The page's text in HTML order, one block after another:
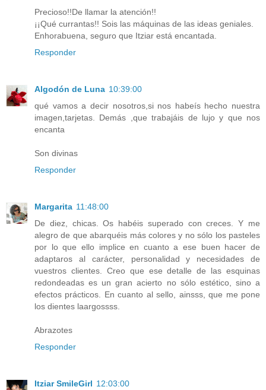
Precioso!!De llamar la atención!!
¡¡Qué currantas!! Sois las máquinas de las ideas geniales.
Enhorabuena, seguro que Itziar está encantada.
Responder
Algodón de Luna 10:39:00
qué vamos a decir nosotros,si nos habeís hecho nuestra
imagen,tarjetas. Demás ,que trabajáis de lujo y que nos
encanta
Son divinas
Responder
Margarita 11:48:00
De diez, chicas. Os habéis superado con creces. Y me
alegro de que abarquéis más colores y no sólo los pasteles
por lo que ello implice en cuanto a ese buen hacer de
adaptaros al carácter, personalidad y necesidades de
vuestros clientes. Creo que ese detalle de las esquinas
redondeadas es un gran acierto no sólo estético, sino a
efectos prácticos. En cuanto al sello, ainsss, que me pone
los dientes laargossss.
Abrazotes
Responder
Itziar SmileGirl 12:03:00